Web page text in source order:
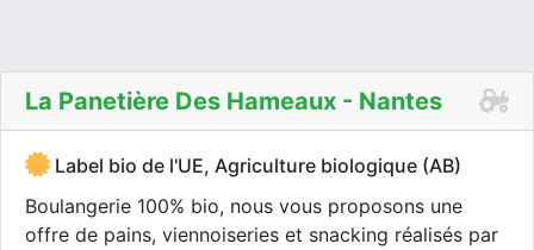
La Panetière Des Hameaux - Nantes
Label bio de l'UE, Agriculture biologique (AB)
Boulangerie 100% bio, nous vous proposons une
offre de pains, viennoiseries et snacking réalisés par